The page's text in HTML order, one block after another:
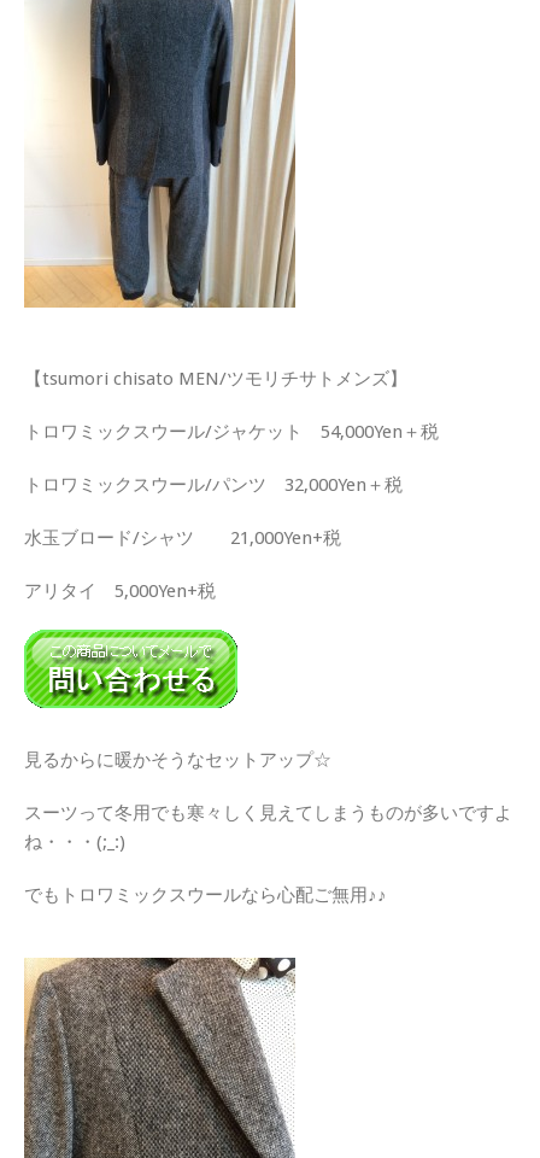
【tsumori chisato MEN/ツモリチサトメンズ】
トロワミックスウール/ジャケット 54,000Yen＋税
トロワミックスウール/パンツ 32,000Yen＋税
水玉ブロード/シャツ 21,000Yen+税
アリタイ 5,000Yen+税
見るからに暖かそうなセットアップ☆
スーツって冬用でも寒々しく見えてしまうものが多いですよ
ね・・・(;_:)
でもトロワミックスウールなら心配ご無用♪♪